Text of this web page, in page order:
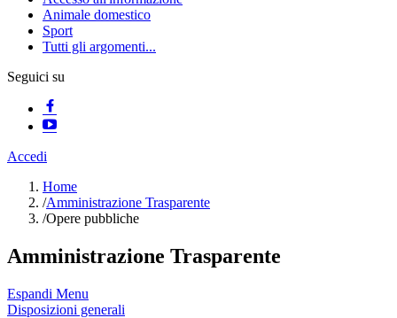
Animale domestico
Sport
Tutti gli argomenti...
Seguici su
Accedi
Home
/Amministrazione Trasparente
/Opere pubbliche
Amministrazione Trasparente
Espandi Menu
Disposizioni generali